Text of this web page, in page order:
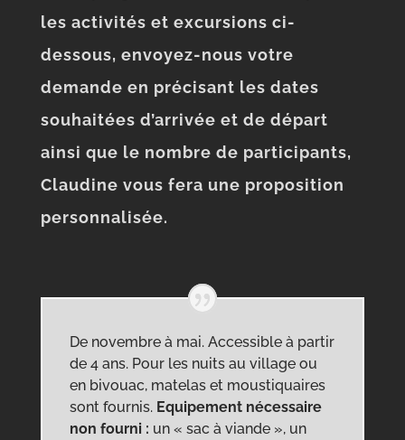
les activités et excursions ci-
dessous, envoyez-nous votre
demande en précisant les dates
souhaitées d’arrivée et de départ
ainsi que le nombre de participants,
Claudine vous fera une proposition
personnalisée.
De novembre à mai. Accessible à partir
de 4 ans. Pour les nuits au village ou
en bivouac, matelas et moustiquaires
sont fournis. Equipement nécessaire
non fourni : un « sac à viande », un